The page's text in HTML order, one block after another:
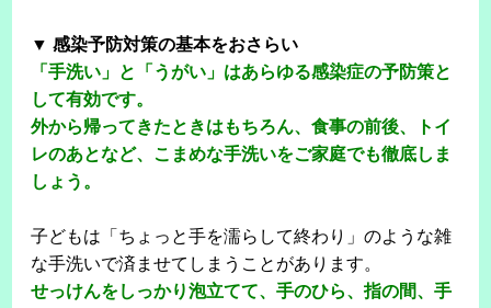
▼ 感染予防対策の基本をおさらい
「手洗い」と「うがい」はあらゆる感染症の予防策と
して有効です。
外から帰ってきたときはもちろん、食事の前後、トイ
レのあとなど、こまめな手洗いをご家庭でも徹底しま
しょう。
子どもは「ちょっと手を濡らして終わり」のような雑
な手洗いで済ませてしまうことがあります。
せっけんをしっかり泡立てて、手のひら、指の間、手